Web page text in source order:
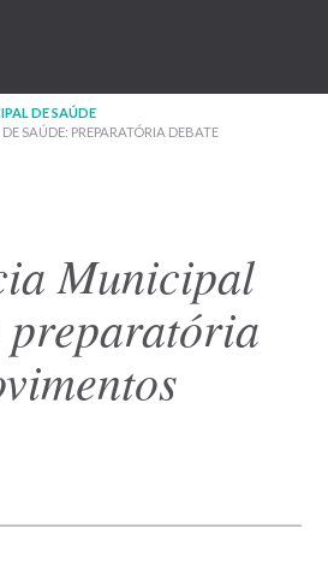
DE SAÚDE
SAÚDE: PREPARATÓRIA DEBATE
Municipal
preparatória